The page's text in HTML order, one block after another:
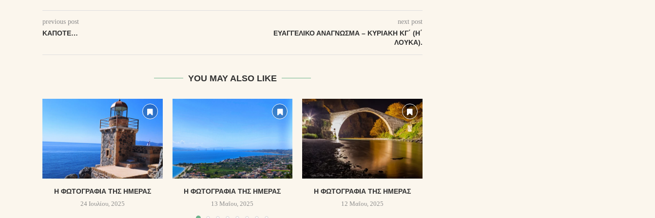
previous post
ΚΆΠΟΤΕ…
next post
ΕΥΑΓΓΕΛΙΚΌ ΑΝΆΓΝΩΣΜΑ – ΚΥΡΙΑΚΗ ΚΓ΄ (Η΄
ΛΟΥΚΑ).
YOU MAY ALSO LIKE
Η ΦΩΤΟΓΡΑΦΊΑ ΤΗΣ ΗΜΈΡΑΣ
24 Ιουλίου, 2025
Η ΦΩΤΟΓΡΑΦΊΑ ΤΗΣ ΗΜΈΡΑΣ
13 Μαΐου, 2025
Η ΦΩΤΟΓΡΑΦΊΑ ΤΗΣ ΗΜΈΡΑΣ
12 Μαΐου, 2025